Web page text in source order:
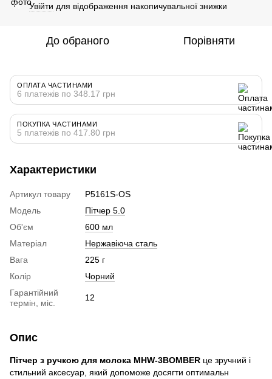
% Увійти для відображення накопичувальної знижки
До обраного Порівняти
ОПЛАТА ЧАСТИНАМИ
6 платежів по 348.17 грн
ПОКУПКА ЧАСТИНАМИ
5 платежів по 417.80 грн
Характеристики
Артикул товару
P5161S-OS
Модель
Пітчер 5.0
Об'єм
600 мл
Матеріал
Нержавіюча сталь
Вага
225 г
Колір
Чорний
Гарантійний
термін, міс.
12
Опис
Пітчер з ручкою для молока MHW-3BOMBER це зручний і
стильний аксесуар, який допоможе досягти оптимальн